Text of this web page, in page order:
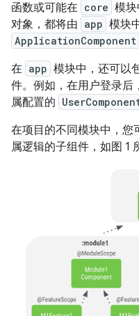
函数或可能在 core 模
对象，都将由 app 模块
ApplicationComponent
在 app 模块中，还可以
件。例如，在用户登录后
属配置的
在项目的不同模块中，您
属逻辑的子组件，如图 1